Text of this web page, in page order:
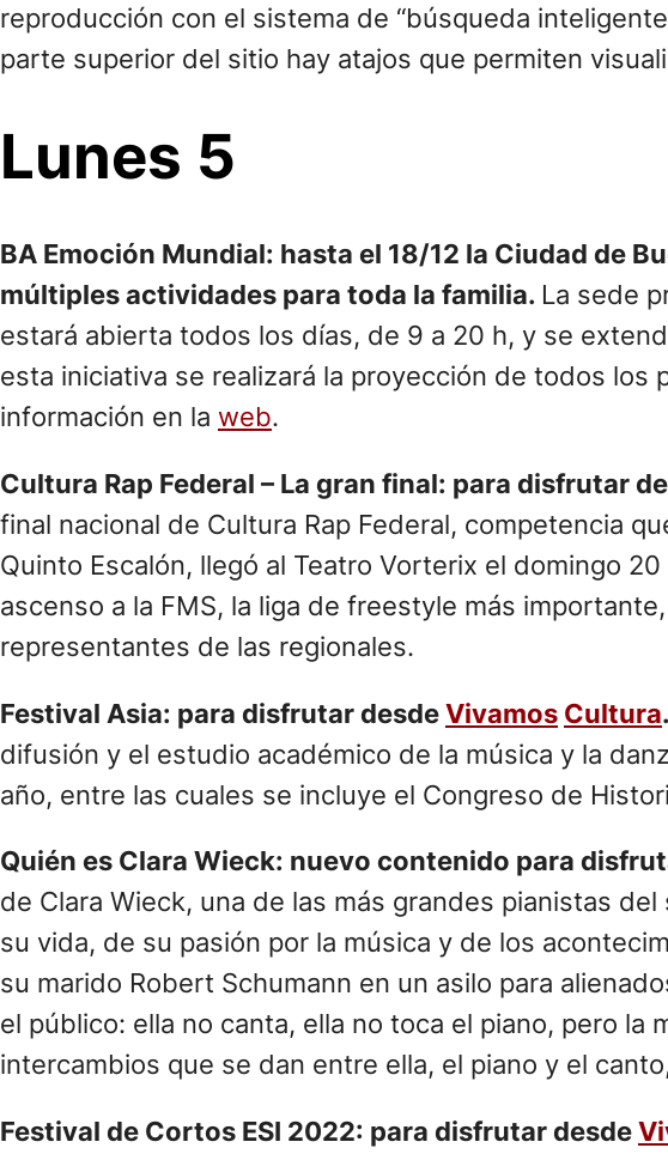
reproducción con el sistema de “búsqueda
parte superior del sitio hay atajos que permiten
Lunes 5
BA Emoción Mundial: hasta el 18/12 la Ciudad de
múltiples actividades para toda la familia. La sede
estará abierta todos los días, de 9 a 20 h, y se
esta iniciativa se realizará la proyección de todos
información en la web.
Cultura Rap Federal – La gran final: para disfrutar
final nacional de Cultura Rap Federal, competencia
Quinto Escalón, llegó al Teatro Vorterix el domingo
ascenso a la FMS, la liga de freestyle más
representantes de las regionales.
Festival Asia: para disfrutar desdeVivamos Cultura.
difusión y el estudio académico de la música y la
año, entre las cuales se incluye el Congreso de
Quién es Clara Wieck: nuevo contenido para
de Clara Wieck, una de las más grandes pianistas
su vida, de su pasión por la música y de los
su marido Robert Schumann en un asilo para
el público: ella no canta, ella no toca el piano, pero
intercambios que se dan entre ella, el piano y el
Festival de Cortos ESI 2022: para disfrutar desde